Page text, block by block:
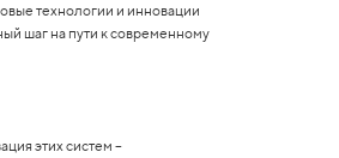
технологии и инновации
шаг на пути к современному
этих систем –